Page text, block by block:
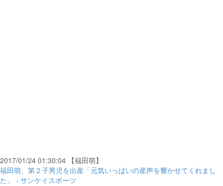
2017/01/24 01:30:04 【福田萌】
福田萌、第２子男児を出産「元気いっぱいの産声を響かせてくれまし
た」 - サンケイスポーツ